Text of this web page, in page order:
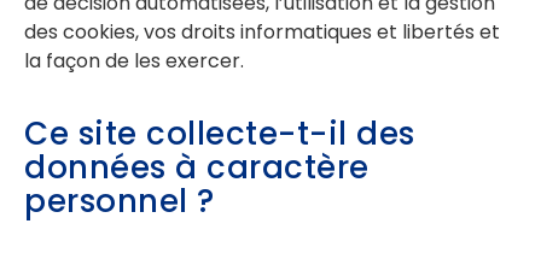
des cookies, vos droits informatiques et libertés et
la façon de les exercer.
Ce site collecte-t-il des
données à caractère
personnel ?